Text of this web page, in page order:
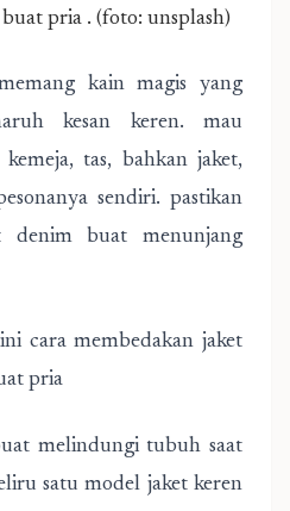
pria . (foto: unsplash)
kain magis yang
kesan keren. mau
tas, bahkan jaket,
sendiri. pastikan
denim buat menunjang
cara membedakan jaket
pria
melindungi tubuh saat
satu model jaket keren